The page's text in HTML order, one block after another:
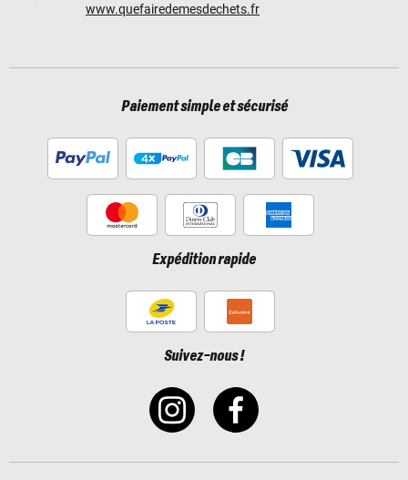
www.quefairedemesdechets.fr
Paiement simple et sécurisé
Expédition rapide
Suivez-nous !